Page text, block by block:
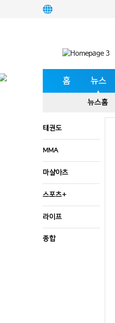
홈 뉴스
뉴스홈
태권도
MMA
마샬아츠
스포츠+
라이프
종합